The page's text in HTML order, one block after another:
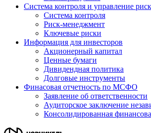
Система контроля и управление
Система контроля
Риск-менеджмент
Ключевые риски
Информация для инвесторов
Акционерный капитал
Ценные бумаги
Дивидендная политика
Долговые инструменты
Финасовая отчетность по МСФО
Заявление об ответственности
Аудиторское заключение
Консолидированная